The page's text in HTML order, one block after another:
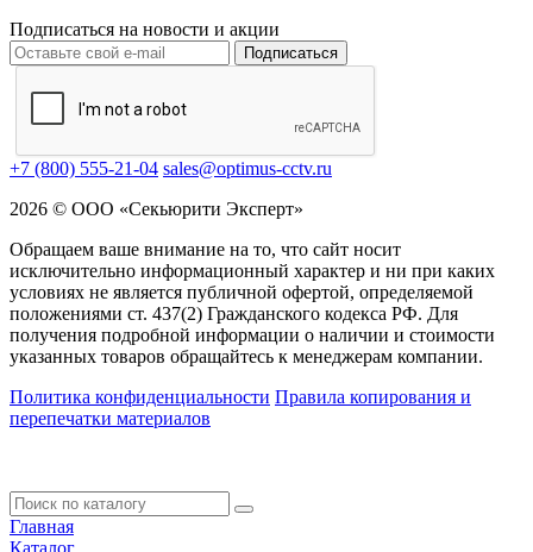
Подписаться на новости и акции
Подписаться
+7 (800) 555-21-04 sales@optimus-cctv.ru
2026 © ООО «Секьюрити Эксперт»
Обращаем ваше внимание на то, что сайт носит
исключительно информационный характер и ни при каких
условиях не является публичной офертой, определяемой
положениями ст. 437(2) Гражданского кодекса РФ. Для
получения подробной информации о наличии и стоимости
указанных товаров обращайтесь к менеджерам компании.
Политика конфиденциальности Правила копирования и
перепечатки материалов
Главная
Каталог